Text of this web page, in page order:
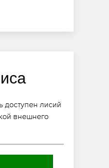
доступен лисий
внешнего